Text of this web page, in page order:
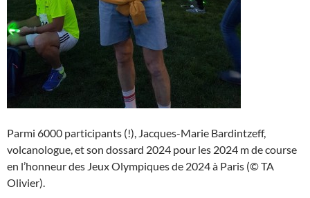
Parmi 6000 participants (!), Jacques-Marie Bardintzeff,
volcanologue, et son dossard 2024 pour les 2024 m de course
en l’honneur des Jeux Olympiques de 2024 à Paris (© TA
Olivier).